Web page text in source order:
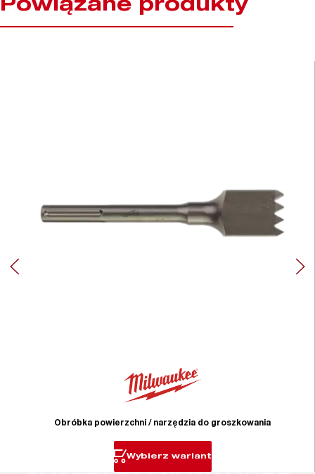
Powiązane produkty
Obróbka powierzchni / narzędzia do groszkowania
Wybierz wariant